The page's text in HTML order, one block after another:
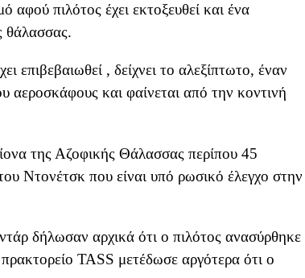
αφού πιλότος έχει εκτοξευθεί και ένα
θάλασσας.
επιβεβαιωθεί , δείχνει το αλεξίπτωτο, έναν
αεροσκάφους και φαίνεται από την κοντινή
της Αζοφικής Θάλασσας περίπου 45
Ντονέτσκ που είναι υπό ρωσικό έλεγχο στην
δήλωσαν αρχικά ότι ο πιλότος ανασύρθηκε
TASS μετέδωσε αργότερα ότι ο